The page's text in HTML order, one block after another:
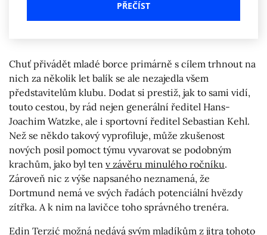
PŘEČÍST
Chuť přivádět mladé borce primárně s cílem trhnout na
nich za několik let balík se ale nezajedla všem
představitelům klubu. Dodat si prestiž, jak to sami vidí,
touto cestou, by rád nejen generální ředitel Hans-
Joachim Watzke, ale i sportovní ředitel Sebastian Kehl.
Než se někdo takový vyprofiluje, může zkušenost
nových posil pomoct týmu vyvarovat se podobným
krachům, jako byl ten v závěru minulého ročníku.
Zároveň nic z výše napsaného neznamená, že
Dortmund nemá ve svých řadách potenciální hvězdy
zítřka. A k nim na lavičce toho správného trenéra.
Edin Terzić možná nedává svým mladíkům z jitra tohoto